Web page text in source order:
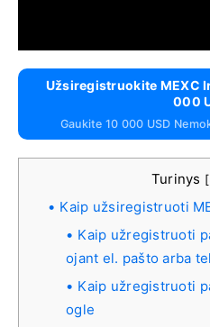
Užsiregistruokite MEXC
000
Gaukite 10 000 USD
Turinys [
Kaip užsiregistruoti
Kaip užregistruoti
ojant el. pašto arba
Kaip užregistruoti
ogle